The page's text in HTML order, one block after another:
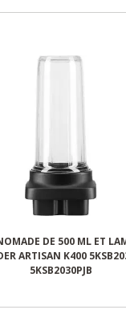
DE 500 ML ET
ARTISAN K400
5KSB2030PJB